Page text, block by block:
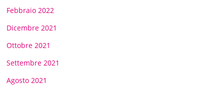
Febbraio 2022
Dicembre 2021
Ottobre 2021
Settembre 2021
Agosto 2021